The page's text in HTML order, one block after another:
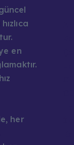
en
her